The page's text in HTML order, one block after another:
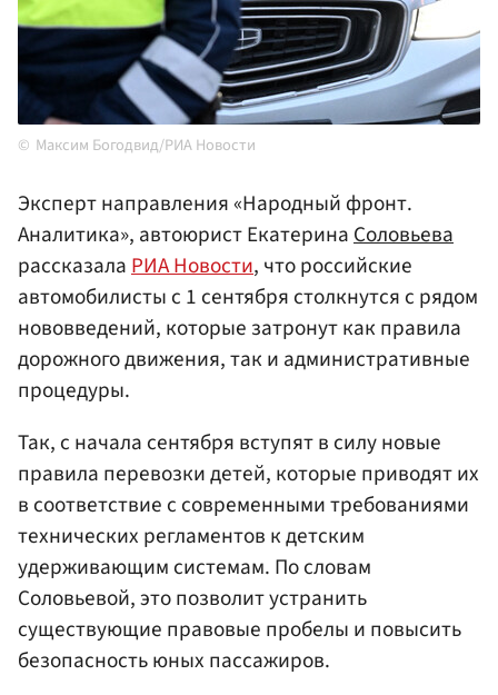
Максим Богодвид/РИА Новости
Эксперт направления «Народный фронт.
Аналитика», автоюрист ЕкатеринаСоловьева
рассказалаРИА Новости, что российские
автомобилисты с 1 сентября столкнутся с рядом
нововведений, которые затронут как правила
дорожного движения, так и административные
процедуры.
Так, с начала сентября вступят в силу новые
правила перевозки детей, которые приводят их
в соответствие с современными требованиями
технических регламентов к детским
удерживающим системам. По словам
Соловьевой, это позволит устранить
существующие правовые пробелы и повысить
безопасность юных пассажиров.